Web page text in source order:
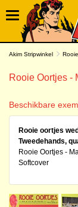
Akim Stripwinkel
Rooie Oortjes -
Beschikbare
Rooie oortjes
Tweedehands,
Rooie Oortjes -
Softcover